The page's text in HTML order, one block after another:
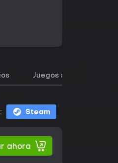
Juegos similares
Steam
ahora